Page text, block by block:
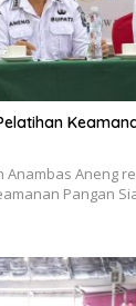
Anambas Aneng
Pangan